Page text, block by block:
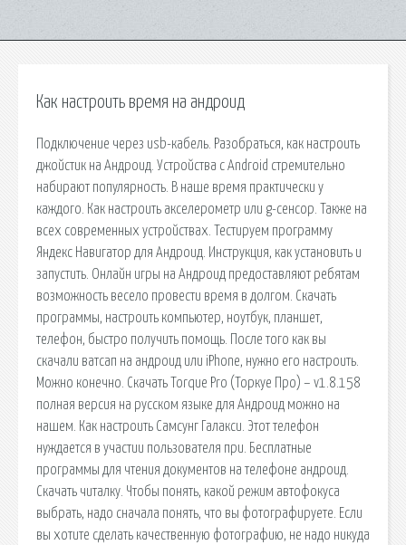
Как настроить время на андроид
Подключение через usb-кабель. Разобраться, как настроить
джойстик на Андроид. Устройства с Android стремительно
набирают популярность. В наше время практически у
каждого. Как настроить акселерометр или g-сенсор. Также на
всех современных устройствах. Тестируем программу
Яндекс Навигатор для Андроид. Инструкция, как установить и
запустить. Онлайн игры на Андроид предоставляют ребятам
возможность весело провести время в долгом. Скачать
программы, настроить компьютер, ноутбук, планшет,
телефон, быстро получить помощь. После того как вы
скачали ватсап на андроид или iPhone, нужно его настроить.
Можно конечно. Скачать Torque Pro (Торкуе Про) – v1.8.158
полная версия на русском языке для Андроид можно на
нашем. Как настроить Самсунг Галакси. Этот телефон
нуждается в участии пользователя при. Бесплатные
программы для чтения документов на телефоне андроид.
Скачать читалку. Чтобы понять, какой режим автофокуса
выбрать, надо сначала понять, что вы фотографируете. Если
вы хотите сделать качественную фотографию, не надо никуда